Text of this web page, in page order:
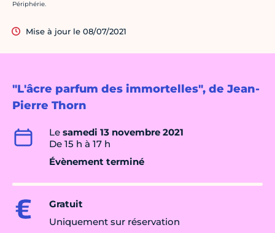
"L'âcre parfum des immortelles", de Jean-
Pierre Thorn
Le samedi 13 novembre 2021
De 15 h à 17 h
Évènement terminé
Gratuit
Uniquement sur réservation
Crédit photo :
Périphérie.
Mise à jour le 08/07/2021